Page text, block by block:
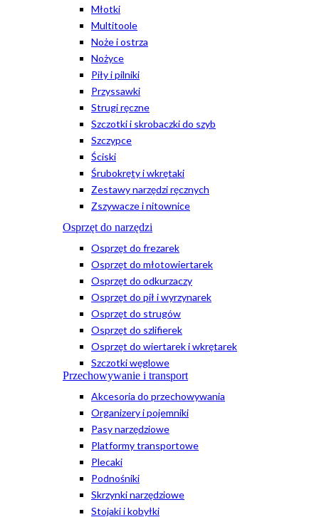
Młotki
Multitoole
Noże i ostrza
Nożyce
Piły i pilniki
Przyssawki
Strugi ręczne
Szczotki i skrobaczki do szyb
Szczypce
Ściski
Śrubokręty i wkrętaki
Zestawy narzędzi ręcznych
Zszywacze i nitownice
Osprzęt do narzędzi
Osprzęt do frezarek
Osprzęt do młotowiertarek
Osprzęt do odkurzaczy
Osprzęt do pił i wyrzynarek
Osprzęt do strugów
Osprzęt do szlifierek
Osprzęt do wiertarek i wkrętarek
Szczotki węglowe
Przechowywanie i transport
Akcesoria do przechowywania
Organizery i pojemniki
Pasy narzędziowe
Platformy transportowe
Plecaki
Podnośniki
Skrzynki narzędziowe
Stojaki i kobyłki